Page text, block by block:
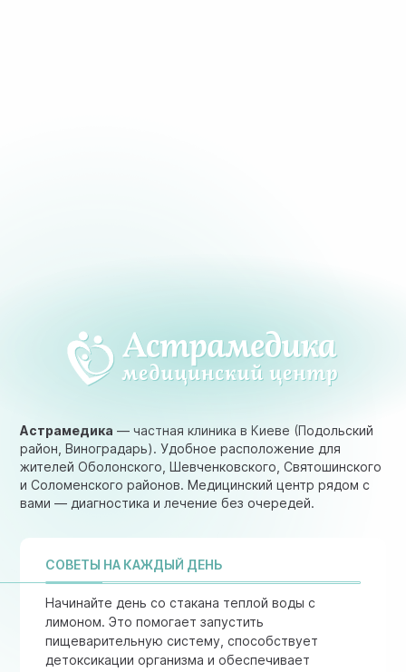
Астрамедика — частная клиника в Киеве (Подольский
район, Виноградарь). Удобное расположение для
жителей Оболонского, Шевченковского, Святошинского
и Соломенского районов. Медицинский центр рядом с
вами — диагностика и лечение без очередей.
СОВЕТЫ НА КАЖДЫЙ ДЕНЬ
Начинайте день со стакана теплой воды с
лимоном. Это помогает запустить
пищеварительную систему, способствует
детоксикации организма и обеспечивает